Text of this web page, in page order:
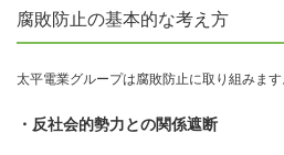
腐敗防止の基本的な考え方
太平電業グループは腐敗防止に取り組みます
・反社会的勢力との関係遮断